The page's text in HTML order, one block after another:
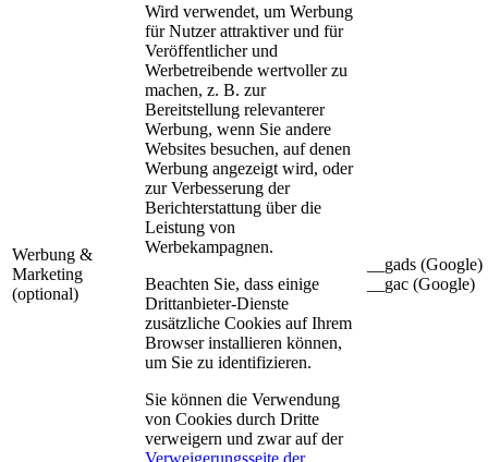
Werbung &
Marketing
(optional)
Wird verwendet, um Werbung
für Nutzer attraktiver und für
Veröffentlicher und
Werbetreibende wertvoller zu
machen, z. B. zur
Bereitstellung relevanterer
Werbung, wenn Sie andere
Websites besuchen, auf denen
Werbung angezeigt wird, oder
zur Verbesserung der
Berichterstattung über die
Leistung von
Werbekampagnen.
Beachten Sie, dass einige
Drittanbieter-Dienste
zusätzliche Cookies auf Ihrem
Browser installieren können,
um Sie zu identifizieren.
Sie können die Verwendung
von Cookies durch Dritte
verweigern und zwar auf der
Verweigerungsseite der
__gads (Google)
__gac (Google)